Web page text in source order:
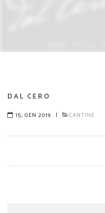
DAL CERO
15, GEN 2019 | CANTINE